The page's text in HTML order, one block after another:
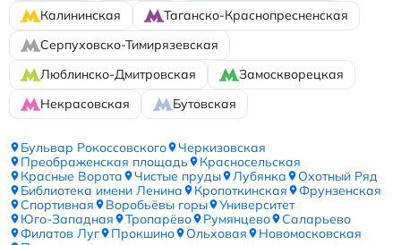
Калининская
Таганско-Краснопресненская
Серпуховско-Тимирязевская
Люблинско-Дмитровская
Замоскворецкая
Некрасовская
Бутовская
Бульвар Рокоссовского
Черкизовская
Преображенская площадь
Красносельская
Красные Ворота
Чистые пруды Лубянка
Охотный Ряд
Библиотека имени Ленина
Кропоткинская
Фрунзенская
Спортивная
Воробьёвы горы
Университет
Юго-Западная
Тропарёво Румянцево
Саларьево
Филатов Луг
Прокшино Ольховая
Новомосковская